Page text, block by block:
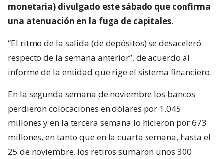
monetaria) divulgado este sábado que confirma
una atenuación en la fuga de capitales.
“El ritmo de la salida (de depósitos) se desaceleró
respecto de la semana anterior”, de acuerdo al
informe de la entidad que rige el sistema financiero.
En la segunda semana de noviembre los bancos
perdieron colocaciones en dólares por 1.045
millones y en la tercera semana lo hicieron por 673
millones, en tanto que en la cuarta semana, hasta el
25 de noviembre, los retiros sumaron unos 300